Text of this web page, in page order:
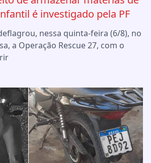
é investigado pela PF
nessa quinta-feira (6/8), no
a Operação Rescue 27, com o